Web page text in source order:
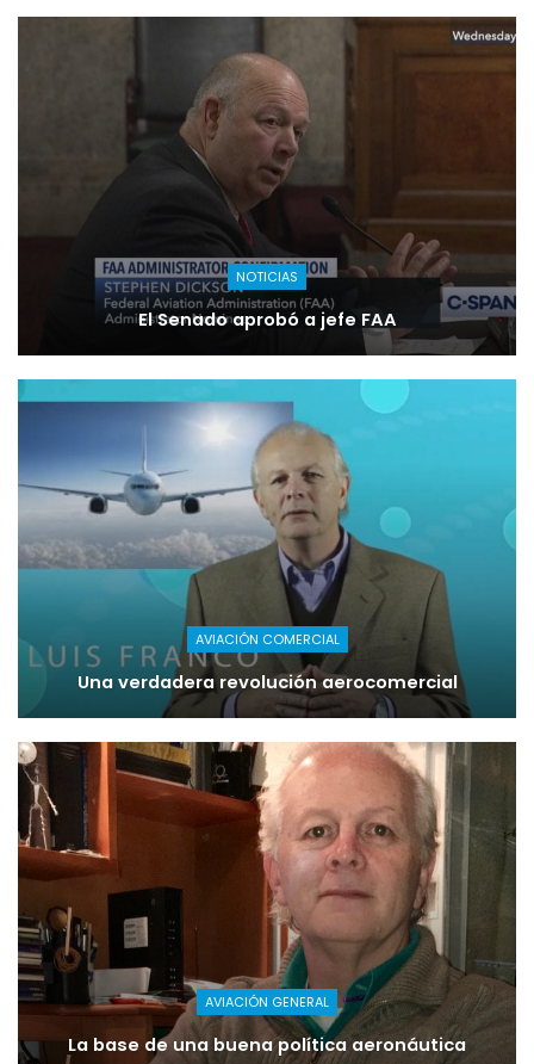
NOTICIAS
El Senado aprobó a jefe FAA
AVIACIÓN COMERCIAL
Una verdadera revolución aerocomercial
AVIACIÓN GENERAL
La base de una buena política aeronáutica